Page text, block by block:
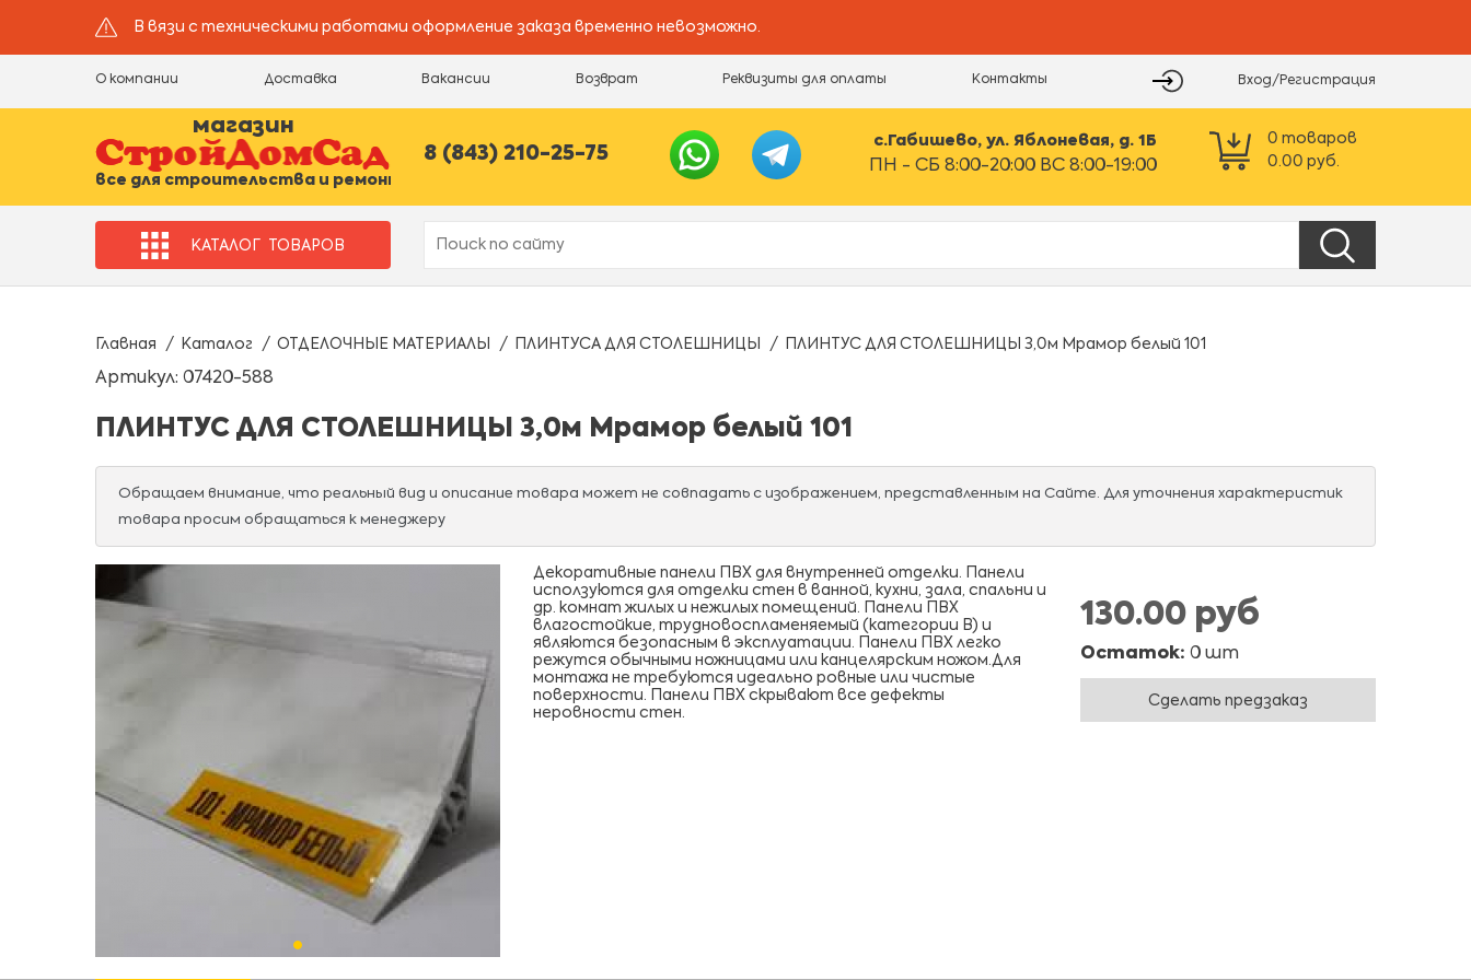
В вязи с техническими работами оформление заказа временно невозможно.
О компании Доставка Вакансии Возврат Реквизиты для оплаты Контакты Вход/Регистрация
магазин
все для строительства и ремонта
8 (843) 210-25-75
с.Габишево, ул. Яблоневая, д. 1Б
ПН - СБ 8:00-20:00 ВС 8:00-19:00
0 товаров
0.00 руб.
КАТАЛОГ ТОВАРОВ
Главная Каталог ОТДЕЛОЧНЫЕ МАТЕРИАЛЫ ПЛИНТУСА ДЛЯ СТОЛЕШНИЦЫ ПЛИНТУС ДЛЯ СТОЛЕШНИЦЫ 3,0м Мрамор белый 101
Артикул: 07420-588
ПЛИНТУС ДЛЯ СТОЛЕШНИЦЫ 3,0м Мрамор белый 101
Обращаем внимание, что реальный вид и описание товара может не совпадать с изображением, представленным на Сайте. Для уточнения характеристик
товара просим обращаться к менеджеру
Декоративные панели ПВХ для внутренней отделки. Панели
исползуются для отделки стен в ванной, кухни, зала, спальни и
др. комнат жилых и нежилых помещений. Панели ПВХ
влагостойкие, трудновоспламеняемый (категории В) и
являются безопасным в эксплуатации. Панели ПВХ легко
режутся обычными ножницами или канцелярским ножом.Для
монтажа не требуются идеально ровные или чистые
поверхности. Панели ПВХ скрывают все дефекты
неровности стен.
130.00 руб
Остаток: 0 шт
Сделать предзаказ